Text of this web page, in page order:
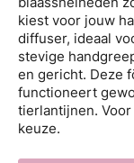
kiest voor jouw
diffuser, ideaal
stevige
en gericht. Deze
functioneert
tierlantijnen.
keuze.